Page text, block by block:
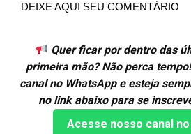
DEIXE AQUI SEU COMENTÁRIO
Quer ficar por dentro das
primeira mão? Não perca
canal no WhatsApp e esteja
no link abaixo para se
Acesse nosso canal